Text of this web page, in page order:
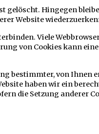
gelöscht. Hingegen
Website
Viele
von Cookies kann
bestimmter, von Ihnen
haben wir ein
die Setzung anderer